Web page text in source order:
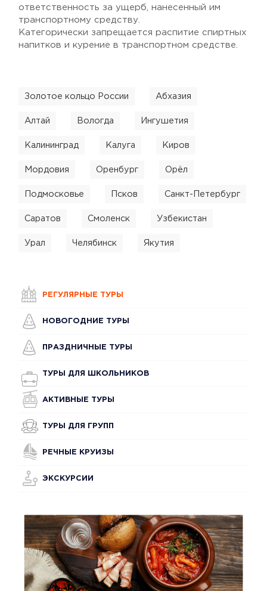
ответственность за ущерб, нанесенный им
транспортному средству.
Категорически запрещается распитие спиртных
напитков и курение в транспортном средстве.
Золотое кольцо России Абхазия
Алтай Вологда Ингушетия
Калининград Калуга Киров
Мордовия Оренбург Орёл
Подмосковье Псков Санкт-Петербург
Саратов Смоленск Узбекистан
Урал Челябинск Якутия
РЕГУЛЯРНЫЕ ТУРЫ
НОВОГОДНИЕ ТУРЫ
ПРАЗДНИЧНЫЕ ТУРЫ
ТУРЫ ДЛЯ ШКОЛЬНИКОВ
АКТИВНЫЕ ТУРЫ
ТУРЫ ДЛЯ ГРУПП
РЕЧНЫЕ КРУИЗЫ
ЭКСКУРСИИ